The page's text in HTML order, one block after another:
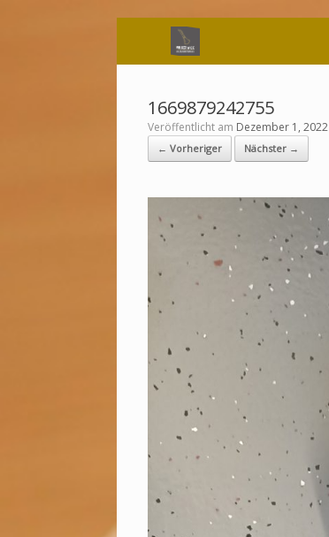
1669879242755
Veröffentlicht am Dezember 1, 2022
← Vorheriger Nächster →